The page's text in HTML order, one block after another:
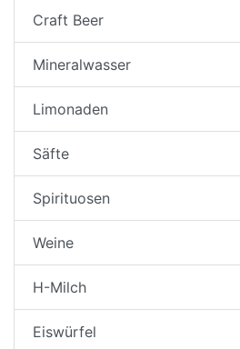
Craft Beer
Mineralwasser
Limonaden
Säfte
Spirituosen
Weine
H-Milch
Eiswürfel